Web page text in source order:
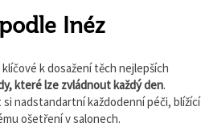
Inéz
k dosažení těch nejlepších
které lze zvládnout každý den.
nadstandartní každodenní péči, blížící
ošetření v salonech.